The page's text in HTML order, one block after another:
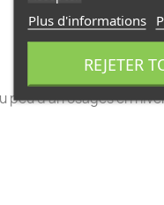
peu d'arrosages en
Plus d'informations
REJETER